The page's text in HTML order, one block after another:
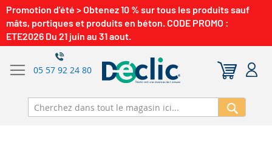
Promotion d'été > Obtenez 10 % sur tous les produits sauf
mâts, portiques et produits en béton. CODE PROMO :
ETE2026 Du 21 juin au 31 aout.
05 57 92 24 80